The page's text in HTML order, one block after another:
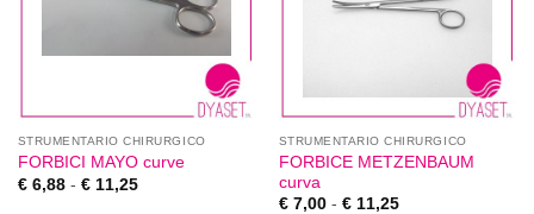
STRUMENTARIO CHIRURGICO
FORBICI MAYO curve
€6,88 - €11,25
STRUMENTARIO CHIRURGICO
FORBICE METZENBAUM
curva
€7,00 - €11,25